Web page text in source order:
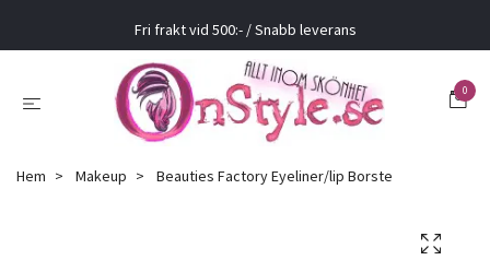
Fri frakt vid 500:- / Snabb leverans
0
Hem Makeup Beauties Factory Eyeliner/lip Borste